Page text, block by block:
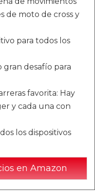
de moto de cross y
para todos los
gran desafío para
favorita: Hay
y cada una con
los dispositivos
en Amazon